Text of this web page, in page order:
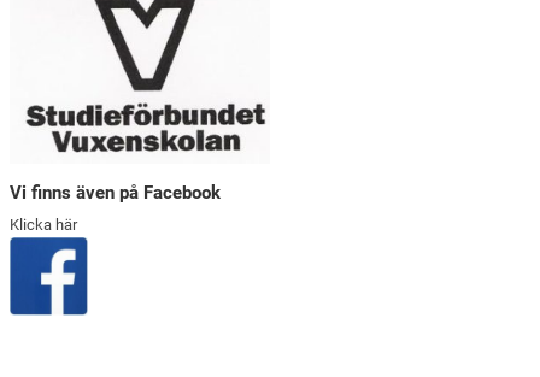
Vi finns även på Facebook
Klicka här